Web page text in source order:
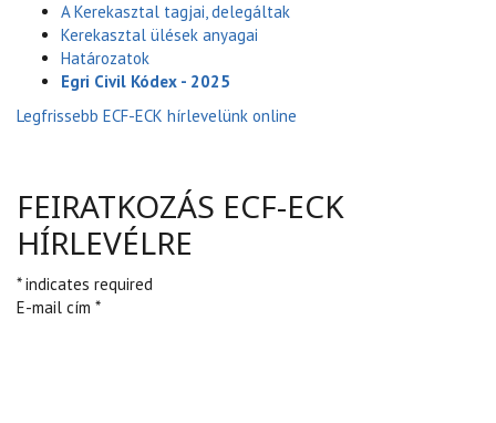
A Kerekasztal tagjai, delegáltak
Kerekasztal ülések anyagai
Határozatok
Egri Civil Kódex - 2025
Legfrissebb ECF-ECK hírlevelünk online
FEIRATKOZÁS ECF-ECK
HÍRLEVÉLRE
* indicates required
E-mail cím *